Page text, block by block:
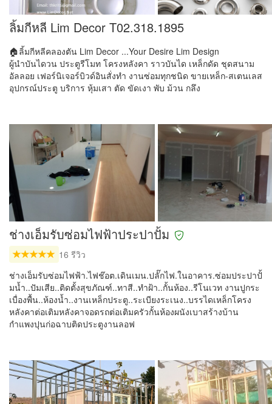
ลิ้มกีหลี Lim Decor T02.318.1895
🏠ลิ้มกีหลีคลองตัน Lim Decor ...Your Desire Lim Design
ผู้นำบันไดวน ประตูรีโมท โครงหลังคา ราวบันได เหล็กดัด ชุดสนาม
อัลลอย เฟอร์นิเจอร์บิวด์อินสั่งทำ งานซ่อมทุกชนิด ขายเหล็ก-สเตนเลส
อุปกรณ์ประตู บริการ หุ้มเสา ตัด ขัดเงา พับ ม้วน กลึง
ช่างเอ็มรับซ่อมไฟฟ้าประปาปั้ม
16 รีวิว
ช่างเอ็มรับซ่อมไฟฟ้า.ไฟช๊อต.เดินเมน.ปลั๊กไฟ.ในอาคาร.ซ่อมประปาปั้
มน้ำ..ปัมเสีย..ติดตั้งสุขภัณฑ์..ทาสี..ทำฝ้า..กั้นห้อง..รีโนเวท งานปูกระ
เบื่องพื้น..ห้องน้ำ..งานเหล็กประตู..ระเบียงระเนง..บรรไดเหล็กโครง
หลังคาต่อเติมหลังคาจอดรถต่อเติมครัวกั้นห้องผนังเบาสร้างบ้าน
กำแพงปุนก่อฉาบติดประตูงานลอฟ